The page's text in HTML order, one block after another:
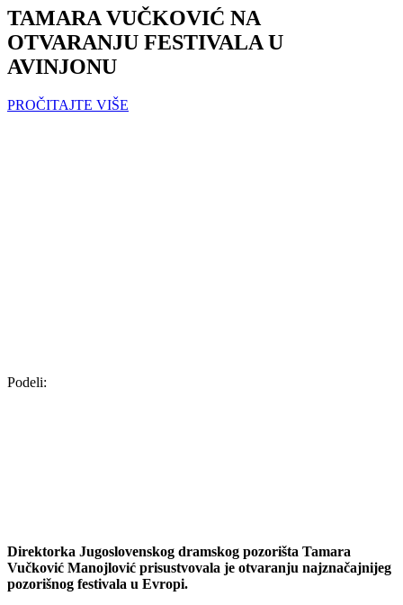
TAMARA VUČKOVIĆ NA
OTVARANJU FESTIVALA U
AVINJONU
PROČITAJTE VIŠE
Podeli:
Direktorka Jugoslovenskog dramskog pozorišta Tamara
Vučković Manojlović prisustvovala je otvaranju najznačajnijeg
pozorišnog festivala u Evropi.